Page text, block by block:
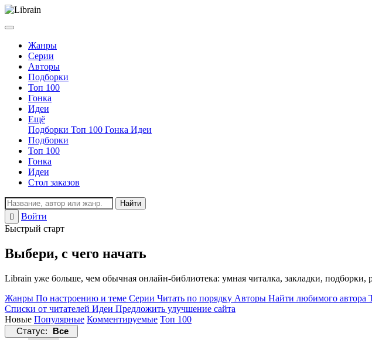
Жанры
Серии
Авторы
Подборки
Топ 100
Гонка
Идеи
Ещё
Подборки Топ 100 Гонка Идеи
Подборки
Топ 100
Гонка
Идеи
Стол заказов
Найти
Войти
Быстрый старт
Выбери, с чего начать
Librain уже больше, чем обычная онлайн-библиотека: умная читалка, закладки,
Жанры По настроению и теме Серии Читать по порядку Авторы Найти любимого автора
Списки от читателей Идеи Предложить улучшение сайта
Новые Популярные Комментируемые Топ 100
Статус: Все